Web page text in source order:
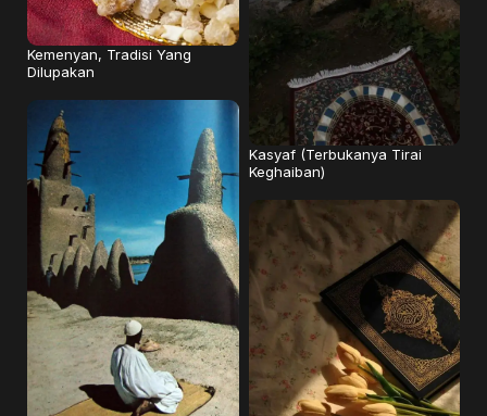
Kemenyan, Tradisi Yang
Dilupakan
Kasyaf (Terbukanya Tirai
Keghaiban)